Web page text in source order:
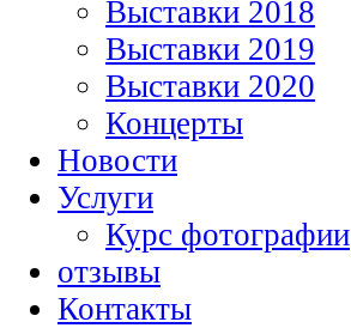
Выставки 2018
Выставки 2019
Выставки 2020
Концерты
Новости
Услуги
Курс фотографии
отзывы
Контакты